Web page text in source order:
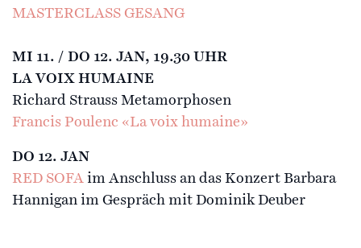
MASTERCLASS GESANG
MI 11. / DO 12. JAN, 19.30 UHR
LA VOIX HUMAINE
Richard Strauss Metamorphosen
Francis Poulenc «La voix humaine»
DO 12. JAN
RED SOFA im Anschluss an das Konzert Barbara
Hannigan im Gespräch mit Dominik Deuber